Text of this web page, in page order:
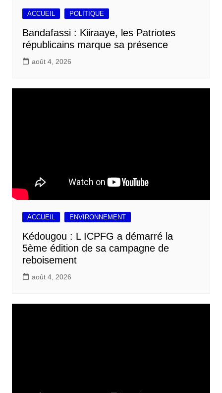
ACCUEIL POLITIQUE
Bandafassi : Kiiraaye, les Patriotes
républicains marque sa présence
août 4, 2026
ACCUEIL ENVIRONNEMENT
Kédougou : L ICPFG a démarré la
5ème édition de sa campagne de
reboisement
août 4, 2026